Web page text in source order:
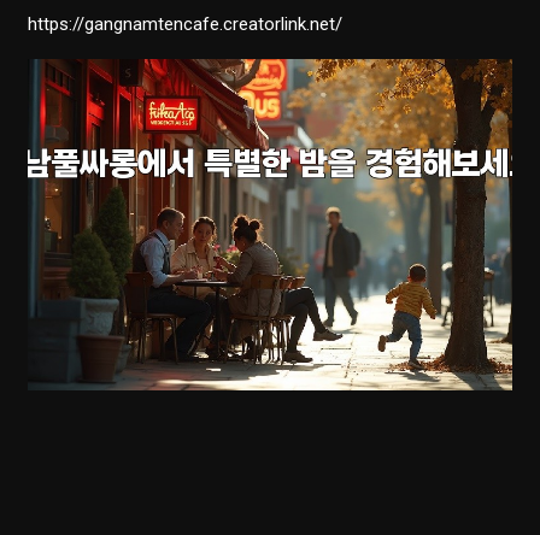
https://gangnamtencafe.creatorlink.net/